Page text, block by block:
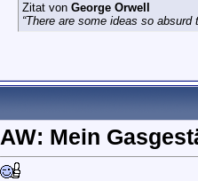
Zitat von George Orwell
“There are some ideas so
AW: Mein